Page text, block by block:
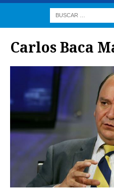
Carlos Baca